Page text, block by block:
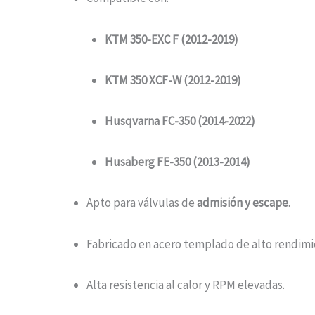
KTM 350-EXC F (2012-2019)
KTM 350 XCF-W (2012-2019)
Husqvarna FC-350 (2014-2022)
Husaberg FE-350 (2013-2014)
Apto para válvulas deadmisión y escape.
Fabricado en acero templado de alto
Alta resistencia al calor y RPM elevadas.